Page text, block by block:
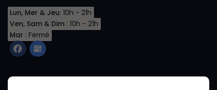
Lun, Mer & Jeu: 10h - 21h
Ven, Sam & Dim : 10h - 21h
Mar : Fermé